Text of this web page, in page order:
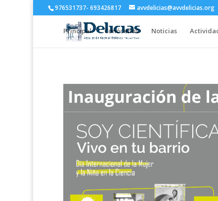
976531737- 693426817 avvdelicias@avvdelicias.org
Principal Conócenos Noticias